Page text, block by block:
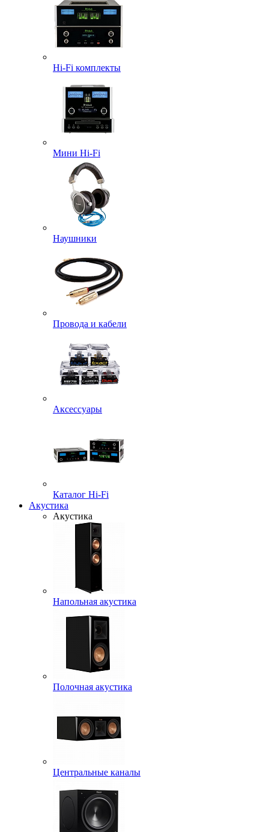
Hi-Fi комплекты
Мини Hi-Fi
Наушники
Провода и кабели
Аксессуары
Каталог Hi-Fi
Акустика
Акустика
Напольная акустика
Полочная акустика
Центральные каналы